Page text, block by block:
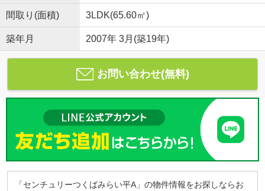
間取り(面積) 3LDK(65.60㎡)
築年月 2007年 3月(築19年)
お問い合わせ(無料)
「センチュリーつくばみらい平A」の物件情報をお探しならお